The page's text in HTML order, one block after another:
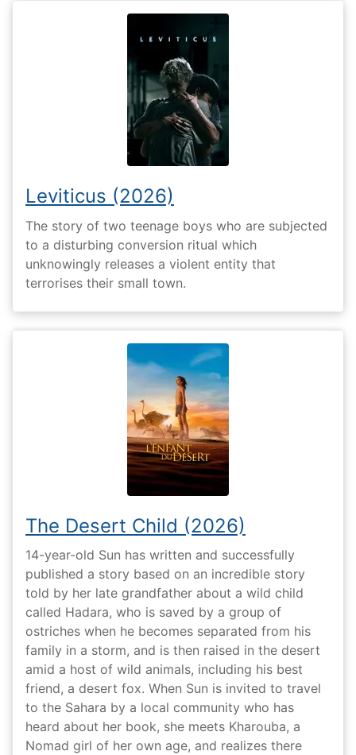
Leviticus (2026)
The story of two teenage boys who are subjected
to a disturbing conversion ritual which
unknowingly releases a violent entity that
terrorises their small town.
The Desert Child (2026)
14-year-old Sun has written and successfully
published a story based on an incredible story
told by her late grandfather about a wild child
called Hadara, who is saved by a group of
ostriches when he becomes separated from his
family in a storm, and is then raised in the desert
amid a host of wild animals, including his best
friend, a desert fox. When Sun is invited to travel
to the Sahara by a local community who has
heard about her book, she meets Kharouba, a
Nomad girl of her own age, and realizes there